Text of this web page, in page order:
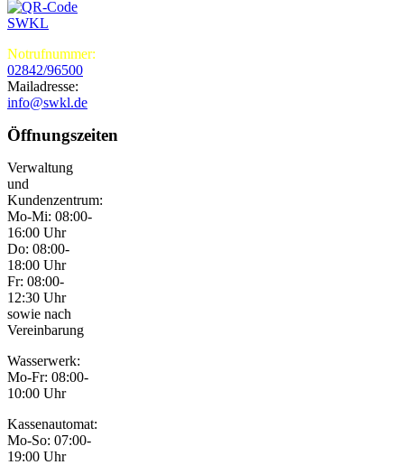
Notrufnummer:
02842/96500
Mailadresse:
info@swkl.de
Öffnungszeiten
Verwaltung
und
Kundenzentrum:
Mo-Mi: 08:00-
16:00 Uhr
Do: 08:00-
18:00 Uhr
Fr: 08:00-
12:30 Uhr
sowie nach
Vereinbarung
Wasserwerk:
Mo-Fr: 08:00-
10:00 Uhr
Kassenautomat:
Mo-So: 07:00-
19:00 Uhr